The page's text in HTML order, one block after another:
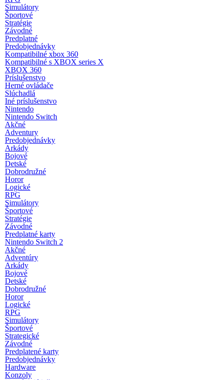
Simulátory
Športové
Stratégie
Závodné
Predplatné
Predobjednávky
Kompatibilné xbox 360
Kompatibilné s XBOX series X
XBOX 360
Príslušenstvo
Herné ovládače
Slúchadlá
Iné príslušenstvo
Nintendo
Nintendo Switch
Akčné
Adventury
Predobjednávky
Arkády
Bojové
Detské
Dobrodružné
Horor
Logické
RPG
Simulátory
Športové
Stratégie
Závodné
Predplatné karty
Nintendo Switch 2
Akčné
Adventúry
Arkády
Bojové
Detské
Dobrodružné
Horor
Logické
RPG
Simulátory
Športové
Strategické
Závodné
Predplatené karty
Predobjednávky
Hardware
Konzoly